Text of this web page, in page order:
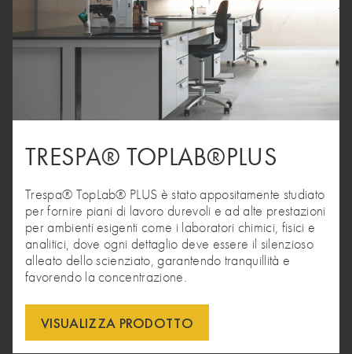
TRESPA® TOPLAB®PLUS
Trespa® TopLab® PLUS è stato appositamente studiato
per fornire piani di lavoro durevoli e ad alte prestazioni
per ambienti esigenti come i laboratori chimici, fisici e
analitici, dove ogni dettaglio deve essere il silenzioso
alleato dello scienziato, garantendo tranquillità e
favorendo la concentrazione.
VISUALIZZA PRODOTTO